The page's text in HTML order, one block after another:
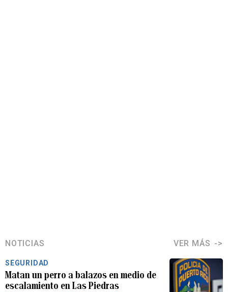
NOTICIAS VER MÁS
SEGURIDAD
Matan un perro a balazos en medio de
escalamiento en Las Piedras